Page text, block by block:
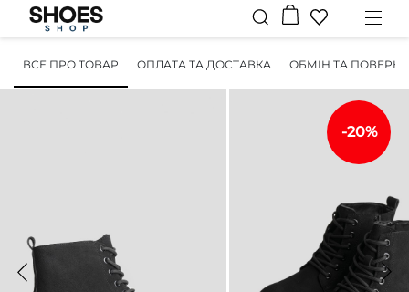
ВСЕ ПРО ТОВАР ОПЛАТА ТА ДОСТАВКА ОБМІН ТА
-20%